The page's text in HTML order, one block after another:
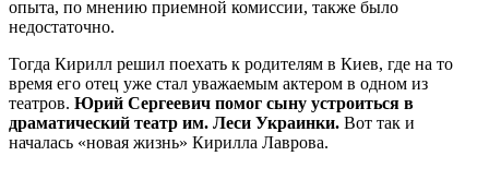
опыта, по мнению приемной комиссии, также было
недостаточно.
Тогда Кирилл решил поехать к родителям в Киев, где на то
время его отец уже стал уважаемым актером в одном из
театров. Юрий Сергеевич помог сыну устроиться в
драматический театр им. Леси Украинки. Вот так и
началась «новая жизнь» Кирилла Лаврова.